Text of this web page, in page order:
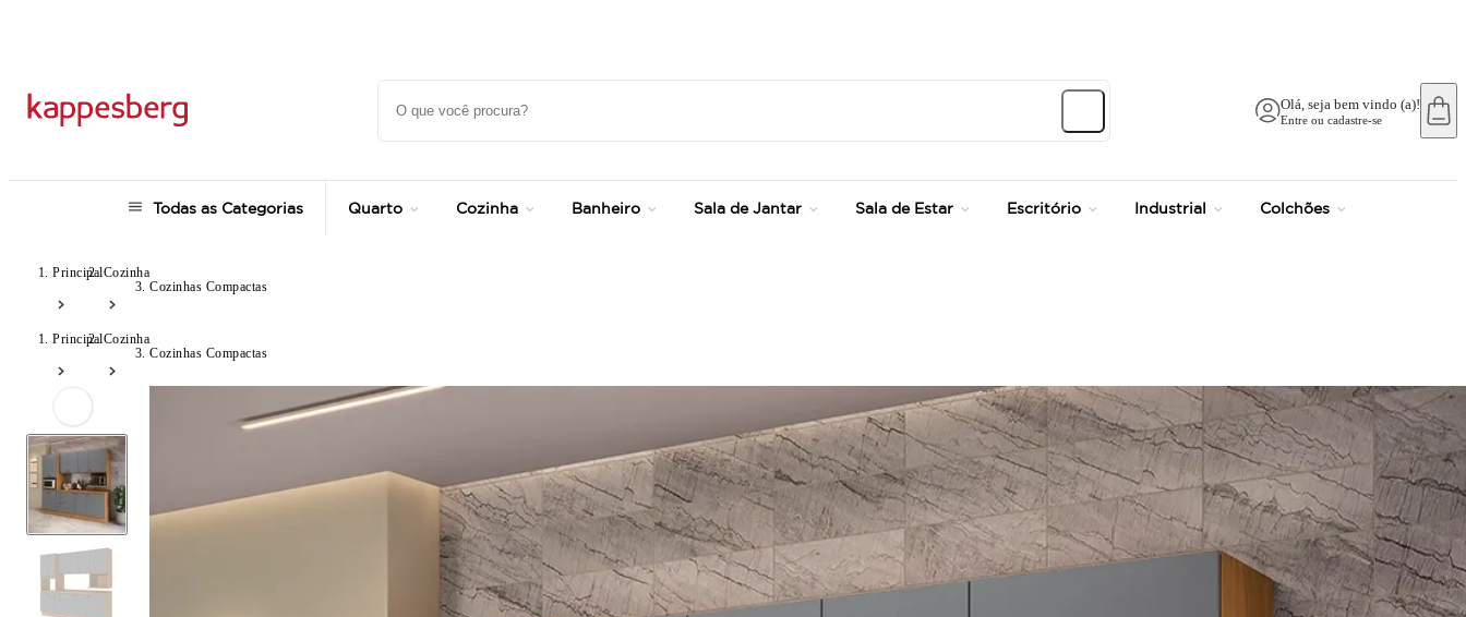
Olá, seja bem vindo (a)!
Entre ou cadastre-se
Todas as Categorias Quarto Cozinha Banheiro Sala de Jantar Sala de Estar Escritório Industrial Colchões
PrincipalCozinha
Cozinhas Compactas
PrincipalCozinha
Cozinhas Compactas